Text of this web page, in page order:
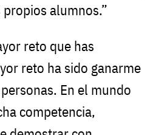
alumnos.”
reto que has
reto ha sido ganarme
En el mundo
competencia,